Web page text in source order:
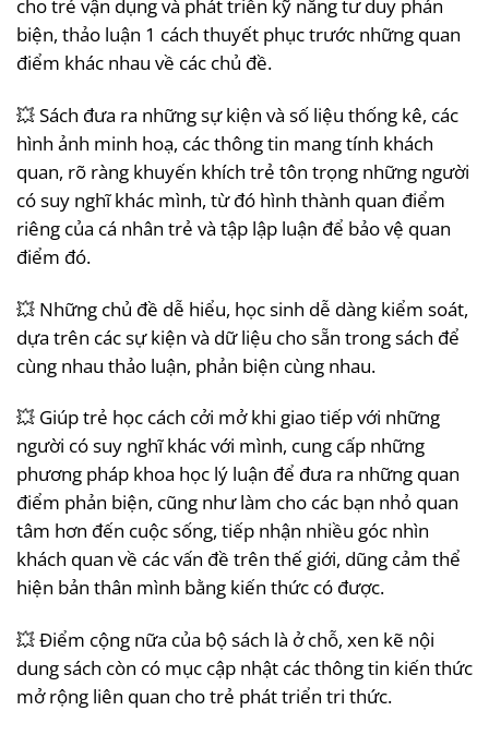
cho trẻ vận dụng và phát triển kỹ năng tư duy phản
biện, thảo luận 1 cách thuyết phục trước những quan
điểm khác nhau về các chủ đề.
💥 Sách đưa ra những sự kiện và số liệu thống kê, các
hình ảnh minh hoạ, các thông tin mang tính khách
quan, rõ ràng khuyến khích trẻ tôn trọng những người
có suy nghĩ khác mình, từ đó hình thành quan điểm
riêng của cá nhân trẻ và tập lập luận để bảo vệ quan
điểm đó.
💥 Những chủ đề dễ hiểu, học sinh dễ dàng kiểm soát,
dựa trên các sự kiện và dữ liệu cho sẵn trong sách để
cùng nhau thảo luận, phản biện cùng nhau.
💥 Giúp trẻ học cách cởi mở khi giao tiếp với những
người có suy nghĩ khác với mình, cung cấp những
phương pháp khoa học lý luận để đưa ra những quan
điểm phản biện, cũng như làm cho các bạn nhỏ quan
tâm hơn đến cuộc sống, tiếp nhận nhiều góc nhìn
khách quan về các vấn đề trên thế giới, dũng cảm thể
hiện bản thân mình bằng kiến thức có được.
💥 Điểm cộng nữa của bộ sách là ở chỗ, xen kẽ nội
dung sách còn có mục cập nhật các thông tin kiến thức
mở rộng liên quan cho trẻ phát triển tri thức.